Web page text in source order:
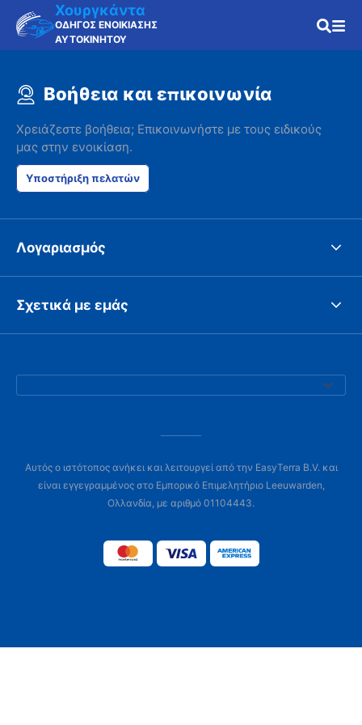
Χουργκάντα
ΟΔΗΓΟΣ ΕΝΟΙΚΙΑΣΗΣ
ΑΥΤΟΚΙΝΗΤΟΥ
Βοήθεια και επικοινωνία
Χρειάζεστε βοήθεια; Επικοινωνήστε με τους ειδικούς
μας στην ενοικίαση.
Υποστήριξη πελατών
Λογαριασμός
Σχετικά με εμάς
Αυτός ο ιστότοπος ανήκει και λειτουργεί από την EasyTerra B.V. και
είναι εγγεγραμμένος στο Εμπορικό Επιμελητήριο Leeuwarden,
Ολλανδία, με αριθμό 01104443.